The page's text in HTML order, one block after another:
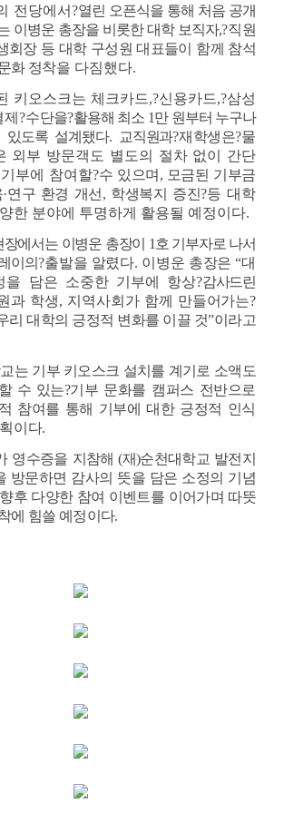
전당에서?열린 오픈식을 통해 처음 공개
이병운 총장을 비롯한 대학 보직자,?직원
회장 등 대학 구성원 대표들이 함께 참석
화 정착을 다짐했다.
키오스크는 체크카드,?신용카드,?삼성
제?수단을?활용해 최소 1만 원부터 누구나
도록 설계됐다. 교직원과?재학생은?물
외부 방문객도 별도의 절차 없이 간단
부에 참여할?수 있으며, 모금된 기부금
연구 환경 개선, 학생복지 증진?등 대학
한 분야에 투명하게 활용될 예정이다.
에서는 이병운 총장이 1호 기부자로 나서
이 의?출발을 알렸다. 이병운 총장은 “대
을 담은 소중한 기부에 항상?감사드린
과 학생, 지역사회가 함께 만들어가는?
리 대학의 긍정적 변화를 이끌 것”이라고
는 기부 키오스크 설치를 계기로 소액도
수 있는?기부 문화를 캠퍼스 전반으로
참여를 통해 기부에 대한 긍정적 인식
이다.
영수증을 지참해 (재)순천대학교 발전지
방문하면 감사의 뜻을 담은 소정의 기념
후 다양한 참여 이벤트를 이어가며 따뜻
에 힘쓸 예정이다.